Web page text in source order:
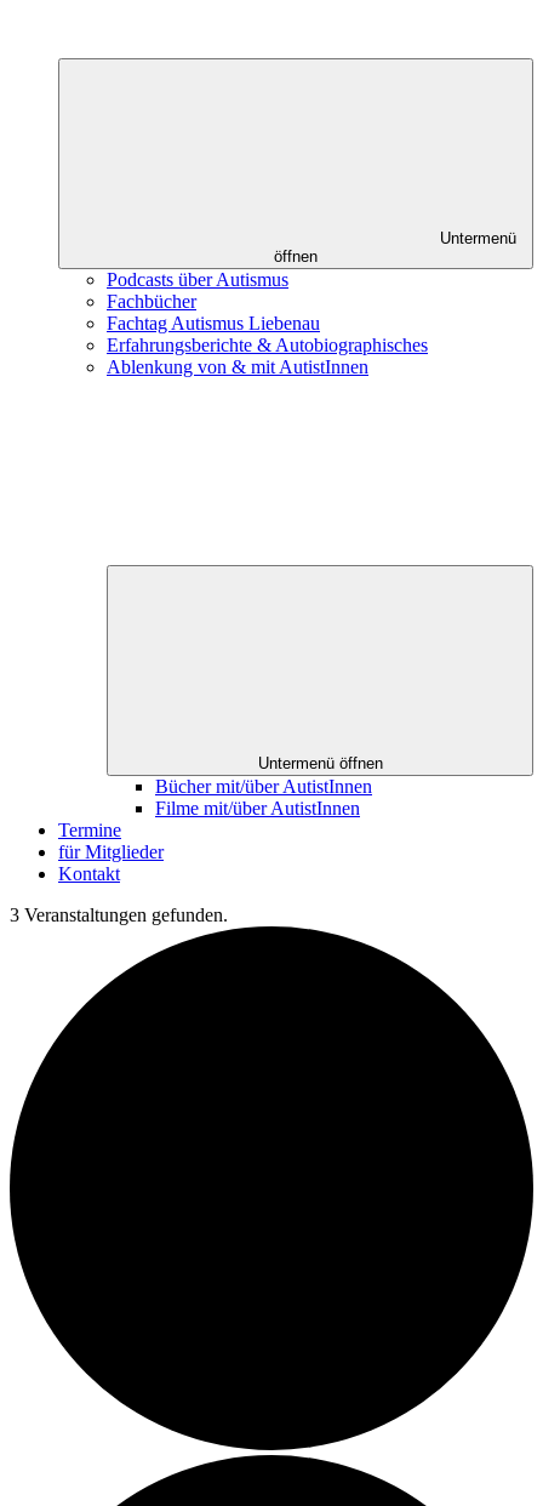
Untermenü
öffnen
Podcasts über Autismus
Fachbücher
Fachtag Autismus Liebenau
Erfahrungsberichte & Autobiographisches
Ablenkung von & mit AutistInnen
Untermenü öffnen
Bücher mit/über AutistInnen
Filme mit/über AutistInnen
Termine
für Mitglieder
Kontakt
3 Veranstaltungen gefunden.